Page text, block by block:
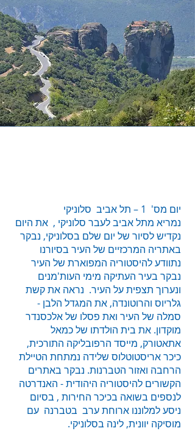
יום מס' 1 – תל אביב סלוניקי
נמריא מתל אביב לעבר סלוניקי , את היום
נקדיש לסיור של יום שלם בסלוניקי, נבקר
באתריה המרכזיים של העיר בסיורנו
נתוודע להיסטוריה המפוארת של העיר
נבקר בעיר העתיקה מימי העות'מנים
ונערוך תצפית על העיר. נראה את קשת
גלריוס והרוטונדה, את המגדל הלבן -
סמלה של העיר ואת פסלו של אלכסנדר
מוקדון. את בית הולדתו של כמאל
אתאטורק, מייסד הרפובליקה התורכית,
כיכר אריסטוטלוס שלידה נמתחת הטיילת
הרחבה ואזור הטברנות. נבקר באתרים
הקשורים להיסטוריה היהודית - האנדרטה
לנספים בשואה בכיכר החירות , בסיום
ניסע למלוננו ארוחת ערב בטברנה עם
מוסיקה יוונית, לינה בסלוניקי.